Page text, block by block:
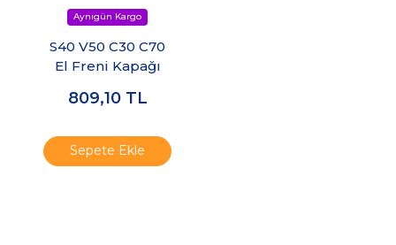
S40 V50 C30 C70
El Freni Kapağı
809,10 TL
Sepete Ekle